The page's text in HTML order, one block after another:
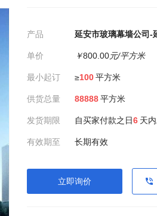
产品 延安市玻璃幕墙公司-
单价 ￥800.00元/平方米
最小起订 ≥100平方米
供货总量 88888平方米
发货期限 自买家付款之日6 天
有效期至 长期有效
立即询价